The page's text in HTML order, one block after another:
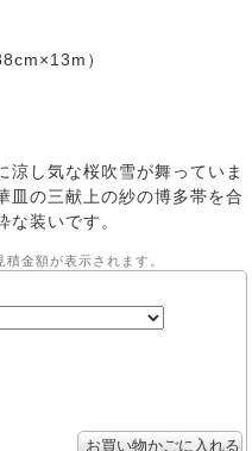
）
涼し気な桜吹雪が舞っていま
皿の三献上の紗の博多帯を合
な装いです。
金額が表示されます。